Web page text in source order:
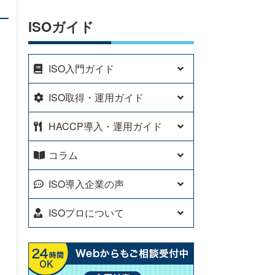
ISOガイド
ISO入門ガイド
ISO取得・運用ガイド
HACCP導入・運用ガイド
コラム
ISO導入企業の声
ISOプロについて